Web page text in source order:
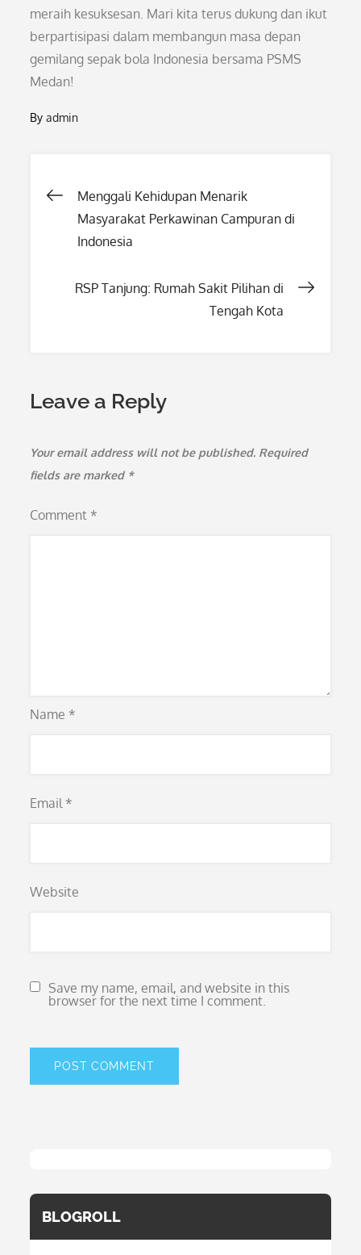
meraih kesuksesan. Mari kita terus dukung dan ikut
berpartisipasi dalam membangun masa depan
gemilang sepak bola Indonesia bersama PSMS
Medan!
Byadmin
Post
navigation
Menggali Kehidupan Menarik
Masyarakat Perkawinan Campuran di
Indonesia
RSP Tanjung: Rumah Sakit Pilihan di
Tengah Kota
Leave a Reply
Your email address will not be published. Required
fields are marked *
Comment *
Name *
Email *
Website
Save my name, email, and website in this
browser for the next time I comment.
BLOGROLL